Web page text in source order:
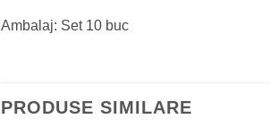
Ambalaj: Set 10 buc
PRODUSE SIMILARE